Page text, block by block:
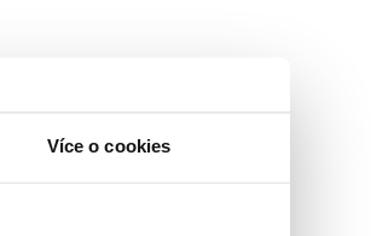
Více o cookies